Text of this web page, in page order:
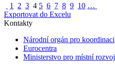
1 2 3 4 5 6 7 8 9 10 …
Exportovat do Excelu
Kontakty
Národní orgán pro koordinaci
Eurocentra
Ministerstvo pro místní rozvoj